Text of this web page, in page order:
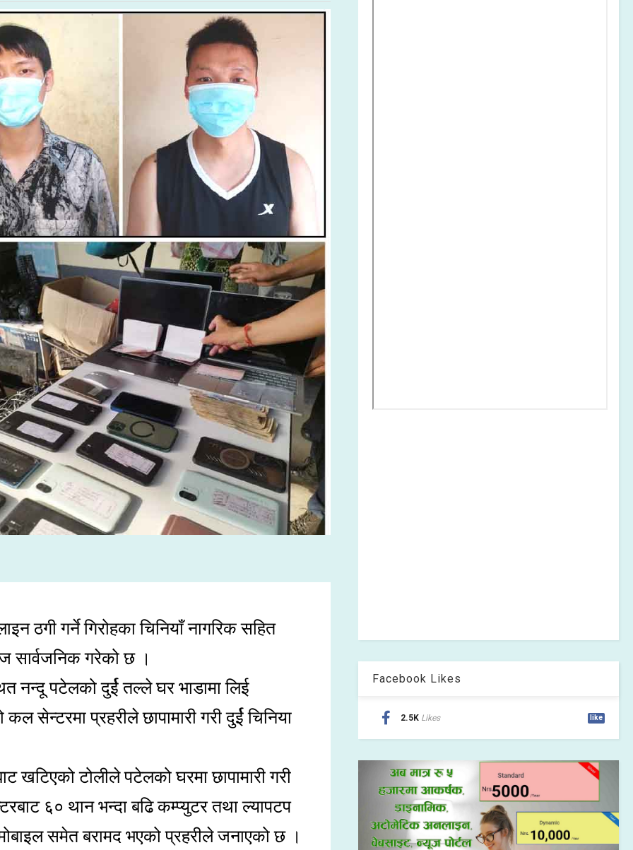
ठगी गर्ने गिरोहका चिनियाँ नागरिक सहित
सार्वजनिक गरेको छ ।
नन्दू पटेलको दुर्ई तल्ले घर भाडामा लिई
सेन्टरमा प्रहरीले छापामारी गरी दुर्ई चिनिया
खटिएको टोलीले पटेलको घरमा छापामारी गरी
६० थान भन्दा बढि कम्प्युटर तथा ल्यापटप
समेत बरामद भएको प्रहरीले जनाएको छ ।
Facebook Likes
2.5K Likes like